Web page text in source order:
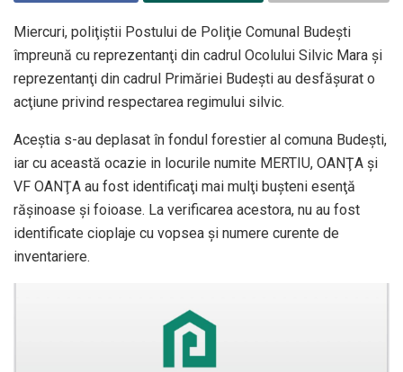
Miercuri, poliţiştii Postului de Poliţie Comunal Budeşti
împreună cu reprezentanţi din cadrul Ocolului Silvic Mara şi
reprezentanţi din cadrul Primăriei Budeşti au desfăşurat o
acţiune privind respectarea regimului silvic.
Aceştia s-au deplasat în fondul forestier al comuna Budeşti,
iar cu această ocazie in locurile numite MERTIU, OANŢA şi
VF OANŢA au fost identificaţi mai mulţi buşteni esenţă
răşinoase şi foioase. La verificarea acestora, nu au fost
identificate cioplaje cu vopsea şi numere curente de
inventariere.